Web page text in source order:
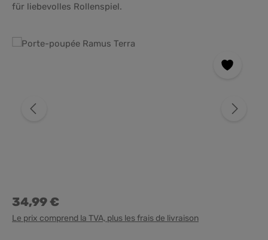
für liebevolles Rollenspiel.
Ignorer la galerie d'images
34,99 €
Le prix comprend la TVA, plus les frais de livraison